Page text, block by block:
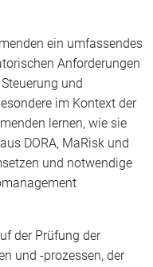
ein umfassendes
Anforderungen
und
im Kontext der
lernen, wie sie
DORA, MaRisk und
und notwendige
der Prüfung der
und -prozessen, der